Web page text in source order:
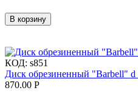
В корзину
КОД: s851
Диск обрезиненный "Barbell"
870.00 Р